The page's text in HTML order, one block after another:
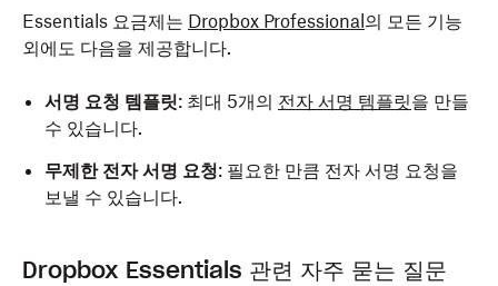
Essentials 요금제는 Dropbox Professional 의 모든 기능
외에도 다음을 제공합니다.
서명 요청 템플릿: 최대 5개의 전자 서명 템플릿을 만들
수 있습니다.
무제한 전자 서명 요청: 필요한 만큼 전자 서명 요청을
보낼 수 있습니다.
Dropbox Essentials 관련 자주 묻는 질문